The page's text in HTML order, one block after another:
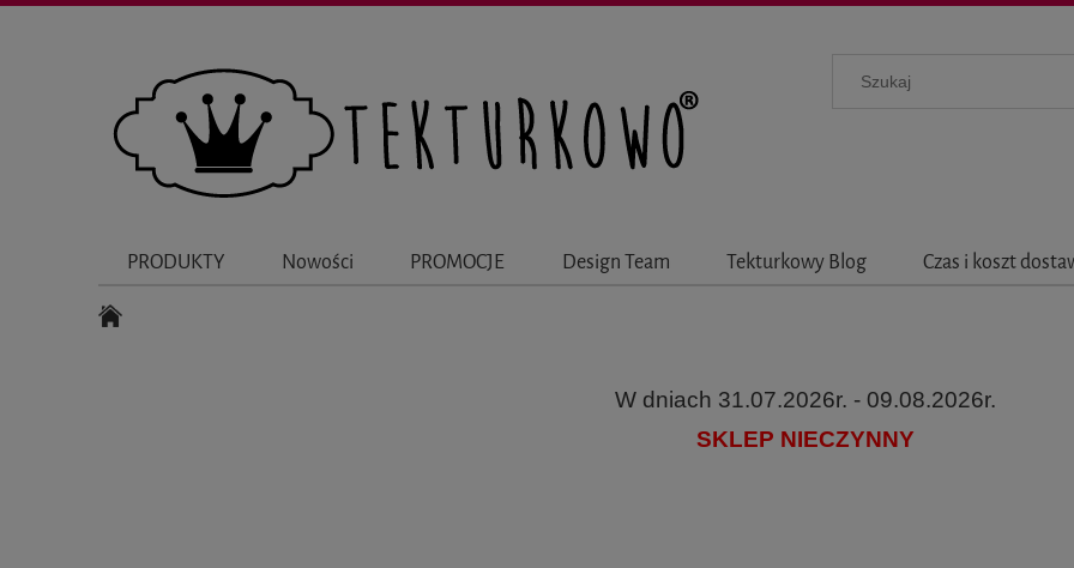
PRODUKTY Nowości PROMOCJE Design Team Tekturkowy Blog Czas i koszt
W dniach 31.07.2026r. - 09.08.2026r.
SKLEP NIECZYNNY